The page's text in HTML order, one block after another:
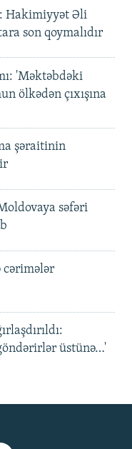
Hakimiyyət Əli
son qoymalıdır
'Məktəbdəki
ölkədən çıxışına
şəraitinin
səfəri
cərimələr
üstünə…'